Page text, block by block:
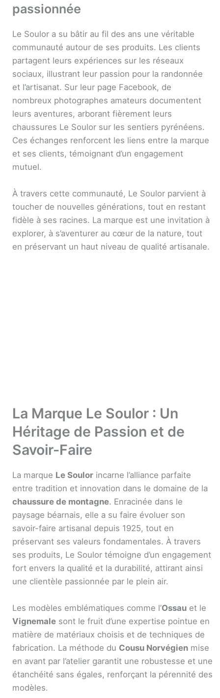
passionnée
Le Soulor a su bâtir au fil des ans une véritable
communauté autour de ses produits. Les clients
partagent leurs expériences sur les réseaux
sociaux, illustrant leur passion pour la randonnée
et l’artisanat. Sur leur page Facebook, de
nombreux photographes amateurs documentent
leurs aventures, arborant fièrement leurs
chaussures Le Soulor sur les sentiers pyrénéens.
Ces échanges renforcent les liens entre la marque
et ses clients, témoignant d’un engagement
mutuel.
À travers cette communauté, Le Soulor parvient à
toucher de nouvelles générations, tout en restant
fidèle à ses racines. La marque est une invitation à
explorer, à s’aventurer au cœur de la nature, tout
en préservant un haut niveau de qualité artisanale.
La Marque Le Soulor : Un
Héritage de Passion et de
Savoir-Faire
La marque Le Soulor incarne l’alliance parfaite
entre tradition et innovation dans le domaine de la
chaussure de montagne. Enracinée dans le
paysage béarnais, elle a su faire évoluer son
savoir-faire artisanal depuis 1925, tout en
préservant ses valeurs fondamentales. À travers
ses produits, Le Soulor témoigne d’un engagement
fort envers la qualité et la durabilité, attirant ainsi
une clientèle passionnée par le plein air.
Les modèles emblématiques comme l’Ossau et le
Vignemale sont le fruit d’une expertise pointue en
matière de matériaux choisis et de techniques de
fabrication. La méthode du Cousu Norvégien mise
en avant par l’atelier garantit une robustesse et une
étanchéité sans égales, renforçant la pérennité des
modèles.